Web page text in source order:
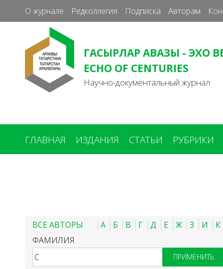
О журнале Редколлегия Подписка Авторам
ГАСЫРЛАР АВАЗЫ - ЭХО
ECHO OF CENTURIES
Научно-документальный журнал
ГЛАВНАЯ ИЗДАНИЯ СТАТЬИ РУБРИКИ
ВСЕ АВТОРЫ А Б В Г Д Е Ж З И
К
ФАМИЛИЯ